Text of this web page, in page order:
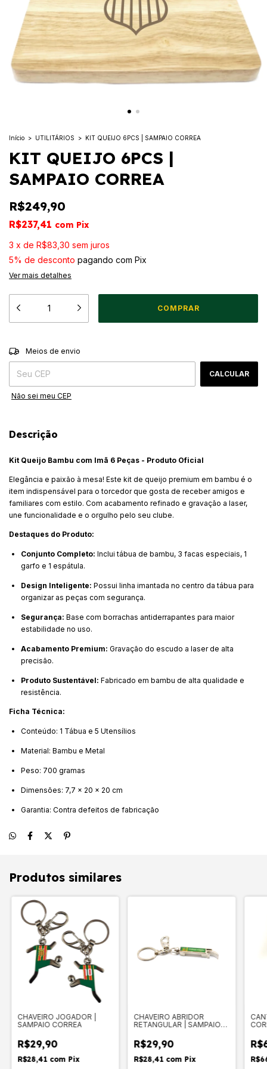
Início > UTILITÁRIOS > KIT QUEIJO 6PCS | SAMPAIO CORREA
KIT QUEIJO 6PCS |
SAMPAIO CORREA
R$249,90
R$237,41 com Pix
3 x de R$83,30 sem juros
5% de desconto pagando com Pix
Ver mais detalhes
Entregas para o CEP:
Meios de envio
CALCULAR
Não sei meu CEP
Descrição
Kit Queijo Bambu com Imã 6 Peças - Produto Oficial
Elegância e paixão à mesa! Este kit de queijo premium em bambu é o
item indispensável para o torcedor que gosta de receber amigos e
familiares com estilo. Com acabamento refinado e gravação a laser,
une funcionalidade e o orgulho pelo seu clube.
Destaques do Produto:
Conjunto Completo: Inclui tábua de bambu, 3 facas especiais, 1
garfo e 1 espátula.
Design Inteligente: Possui linha imantada no centro da tábua para
organizar as peças com segurança.
Segurança: Base com borrachas antiderrapantes para maior
estabilidade no uso.
Acabamento Premium: Gravação do escudo a laser de alta
precisão.
Produto Sustentável: Fabricado em bambu de alta qualidade e
resistência.
Ficha Técnica:
Conteúdo: 1 Tábua e 5 Utensílios
Material: Bambu e Metal
Peso: 700 gramas
Dimensões: 7,7 x 20 x 20 cm
Garantia: Contra defeitos de fabricação
Produtos similares
CHAVEIRO JOGADOR |
SAMPAIO CORREA
R$29,90
R$28,41 com Pix
CHAVEIRO ABRIDOR
RETANGULAR | SAMPAIO
R$29,90
R$28,41 com Pix